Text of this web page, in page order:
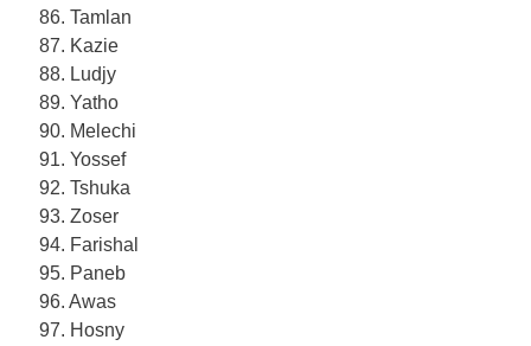
86. Tamlan
87. Kazie
88. Ludjy
89. Yatho
90. Melechi
91. Yossef
92. Tshuka
93. Zoser
94. Farishal
95. Paneb
96. Awas
97. Hosny